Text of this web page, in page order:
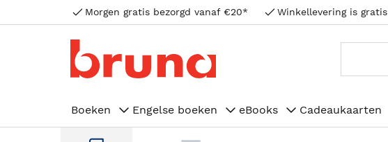
Morgen gratis bezorgd vanaf €20* Winkellevering is gratis
Boeken Engelse boeken eBooks Cadeaukaarten